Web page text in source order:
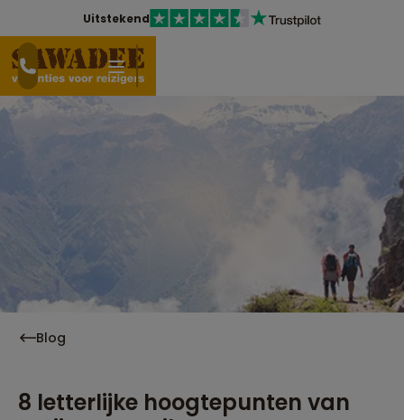
Uitstekend
Blog
8 letterlijke hoogtepunten van